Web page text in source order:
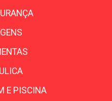
E PISCINA